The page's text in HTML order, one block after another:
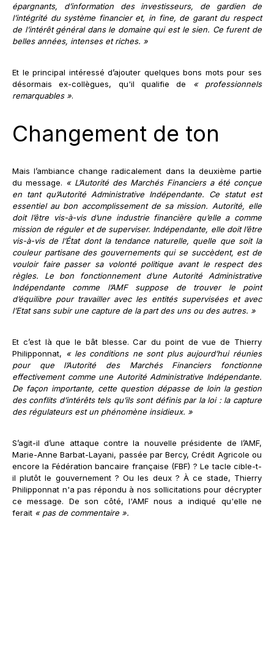
épargnants, d’information des investisseurs, de gardien de
l’intégrité du système financier et, in fine, de garant du respect
de l’intérêt général dans le domaine qui est le sien. Ce furent de
belles années, intenses et riches. »
Et le principal intéressé d’ajouter quelques bons mots pour ses
désormais ex-collègues, qu'il qualifie de « professionnels
remarquables ».
Changement de ton
Mais l’ambiance change radicalement dans la deuxième partie
du message. « L’Autorité des Marchés Financiers a été conçue
en tant qu’Autorité Administrative Indépendante.
Ce statut est
essentiel au bon accomplissement de sa mission. Autorité, elle
doit l’être vis-à-vis d’une industrie financière qu’elle a comme
mission de réguler et de superviser. Indépendante, elle doit l’être
vis-à-vis de l’État dont la tendance naturelle, quelle que soit la
couleur partisane des gouvernements qui se succèdent, est de
vouloir faire passer sa volonté politique avant le respect des
règles. Le bon fonctionnement d’une Autorité Administrative
Indépendante comme l’AMF suppose de trouver le point
d’équilibre pour travailler avec les entités supervisées et avec
l’Etat sans subir une capture de la part des uns ou des autres. »
Et c’est là que le bât blesse. Car du point de vue de Thierry
Philipponnat, « les conditions ne sont plus aujourd’hui réunies
pour que l’Autorité des Marchés Financiers fonctionne
effectivement comme une Autorité Administrative Indépendante.
De façon importante, cette question dépasse de loin la gestion
des conflits d’intérêts tels qu’ils sont définis par la loi : la capture
des régulateurs est un phénomène insidieux. »
S’agit-il d’une attaque contre la nouvelle présidente de l’AMF,
Marie-Anne Barbat-Layani, passée par Bercy, Crédit Agricole ou
encore la Fédération bancaire française (FBF) ? Le tacle cible-t-
il plutôt le gouvernement ? Ou les deux ? À ce stade, Thierry
Philipponnat n'a pas répondu à nos sollicitations pour décrypter
ce message. De son côté, l'AMF nous a indiqué qu'elle ne
ferait « pas de commentaire ».